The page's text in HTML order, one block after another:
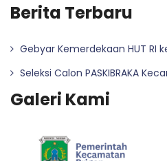
Berita Terbaru
Gebyar Kemerdekaan HUT RI
Seleksi Calon PASKIBRAKA
Galeri Kami